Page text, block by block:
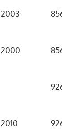
2003
2000
2010